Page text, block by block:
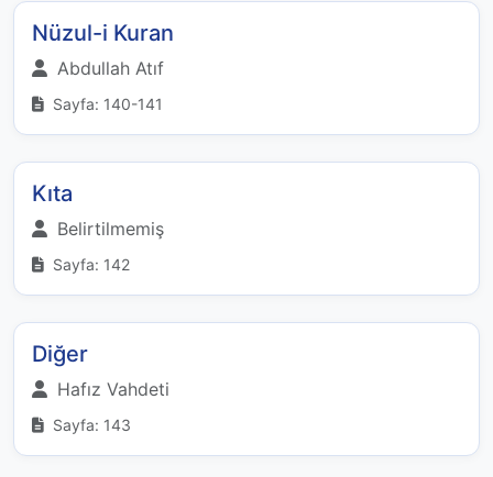
Nüzul-i Kuran
Abdullah Atıf
Sayfa: 140-141
Kıta
Belirtilmemiş
Sayfa: 142
Diğer
Hafız Vahdeti
Sayfa: 143